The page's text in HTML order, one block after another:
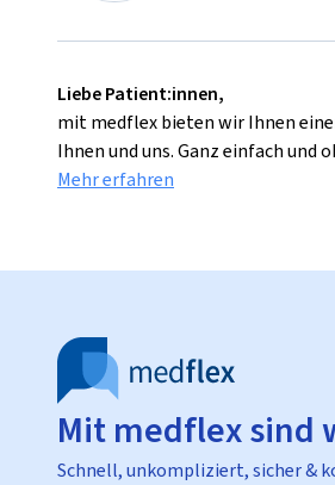
Liebe Patient:innen,
mit medflex bieten wir Ihnen
Ihnen und uns. Ganz einfach und
Mehr erfahren
Mit medflex sind
Schnell, unkompliziert, sicher &